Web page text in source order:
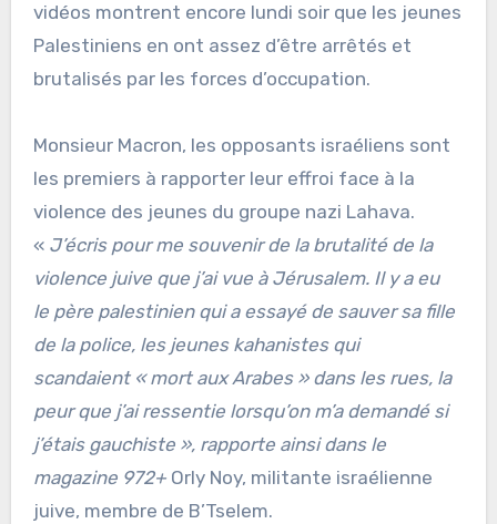
vidéos montrent encore lundi soir que les jeunes
Palestiniens en ont assez d’être arrêtés et
brutalisés par les forces d’occupation.
Monsieur Macron, les opposants israéliens sont
les premiers à rapporter leur effroi face à la
violence des jeunes du groupe nazi Lahava.
« J’écris pour me souvenir de la brutalité de la
violence juive que j’ai vue à Jérusalem. Il y a eu
le père palestinien qui a essayé de sauver sa fille
de la police, les jeunes kahanistes qui
scandaient « mort aux Arabes » dans les rues, la
peur que j’ai ressentie lorsqu’on m’a demandé si
j’étais gauchiste », rapporte ainsi dans le
magazine 972+ Orly Noy, militante israélienne
juive, membre de B’Tselem.